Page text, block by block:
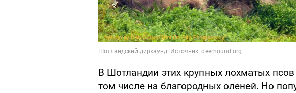
В Шотландии этих крупных лохматых
том числе на благородных оленей. Но